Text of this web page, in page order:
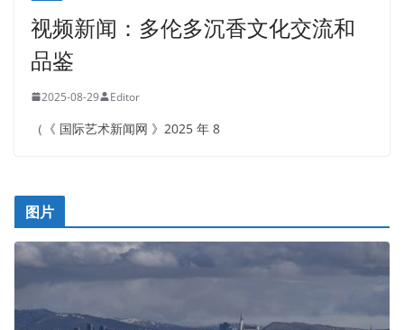
视频新闻：多伦多沉香文化交流和
品鉴
2025-08-29 Editor
（《 国际艺术新闻网 》2025 年 8
图片